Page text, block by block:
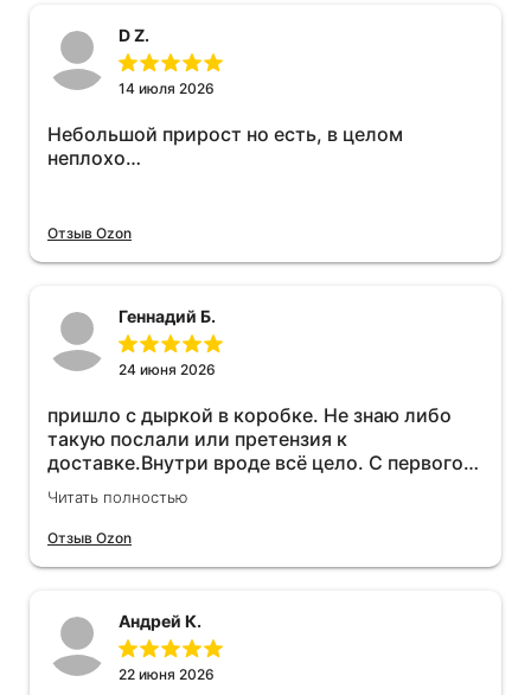
D Z.
14 июля 2026
Небольшой прирост но есть, в целом
неплохо…
Отзыв Ozon
Геннадий Б.
24 июня 2026
пришло с дыркой в коробке. Не знаю либо
такую послали или претензия к
доставке.Внутри вроде всё цело. С первого
раза установить не получается не знаю
может интернет дурит. Четыре звёзды за
упаковку с дыркой.Как опробую дополню
всё установилось по работе устройства
дополню позже ещё не проехал 120
км.Дополняю после пробега 120 км
Читать полностью
Отзыв Ozon
Андрей К.
22 июня 2026